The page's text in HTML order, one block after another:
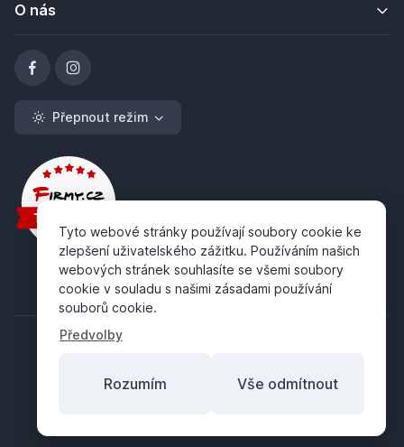
O nás
Přepnout režim
Tyto webové stránky používají soubory cookie ke
zlepšení uživatelského zážitku. Používáním našich
webových stránek souhlasíte se všemi soubory
cookie v souladu s našimi zásadami používání
souborů cookie.
Předvolby
Rozumím Vše odmítnout